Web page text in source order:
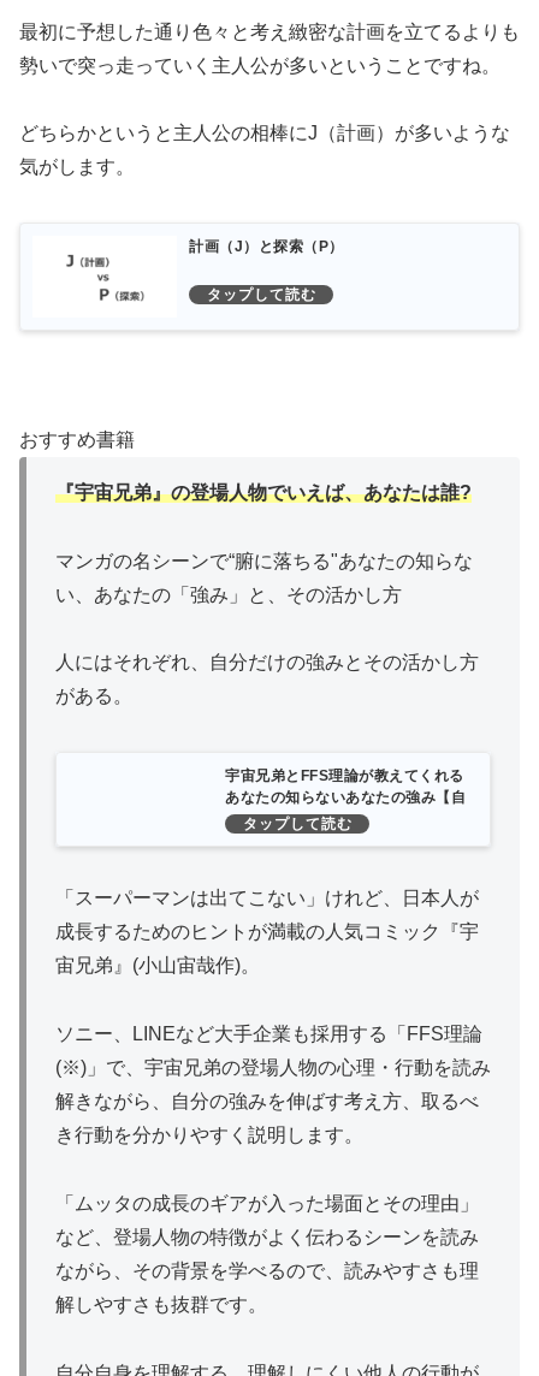
最初に予想した通り色々と考え緻密な計画を立てるよりも
勢いで突っ走っていく主人公が多いということですね。
どちらかというと主人公の相棒にJ（計画）が多いような
気がします。
計画（J）と探索（P）
おすすめ書籍
『宇宙兄弟』の登場人物でいえば、あなたは誰?
マンガの名シーンで“腑に落ちる"あなたの知らな
い、あなたの「強み」と、その活かし方
人にはそれぞれ、自分だけの強みとその活かし方
がある。
宇宙兄弟とFFS理論が教えてくれる
あなたの知らないあなたの強み【自
己診断ID付き】 | 古野俊幸 |本 | 通販
「スーパーマンは出てこない」けれど、日本人が
成長するためのヒントが満載の人気コミック『宇
宙兄弟』(小山宙哉作)。
ソニー、LINEなど大手企業も採用する「FFS理論
(※)」で、宇宙兄弟の登場人物の心理・行動を読み
解きながら、自分の強みを伸ばす考え方、取るべ
き行動を分かりやすく説明します。
「ムッタの成長のギアが入った場面とその理由」
など、登場人物の特徴がよく伝わるシーンを読み
ながら、その背景を学べるので、読みやすさも理
解しやすさも抜群です。